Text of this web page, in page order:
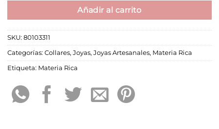
Añadir al carrito
SKU: 80103311
Categorías: Collares, Joyas, Joyas Artesanales, Materia Rica
Etiqueta: Materia Rica